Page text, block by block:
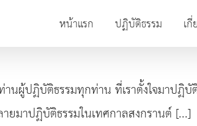
หน้าแรก ปฏิบัติธรรม เ
ผู้ปฏิบัติธรรมทุกท่าน ที่เราตั้งใจมาปฏิ
มาปฏิบัติธรรมในเทศกาลสงกรานต์ [...]